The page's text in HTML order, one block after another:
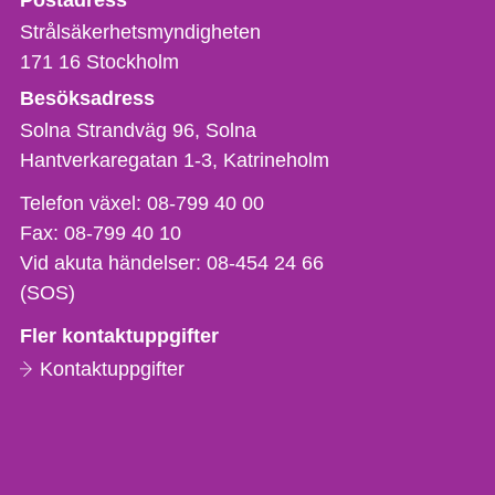
Strålsäkerhetsmyndigheten
171 16 Stockholm
Besöksadress
Solna Strandväg 96, Solna
Hantverkaregatan 1-3 Katrineholm
Telefon,
fax
och
e-
Telefon växel:08-799 40 00
Fax:08-799 40 10
Vid akuta händelser:08-454 24 66
(SOS)
Fler kontaktuppgifter
Kontaktuppgifter